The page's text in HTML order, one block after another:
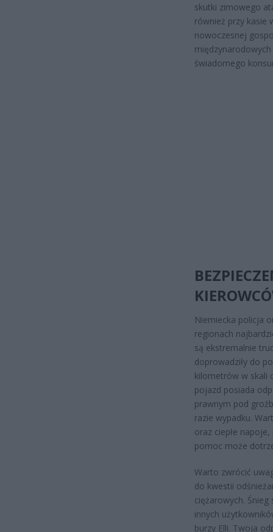
skutki zimowego
również przy kasie
nowoczesnej
świadomego
Niemiecka policja
regionach
są ekstremalnie
doprowadziły do
kilometrów w skali
pojazd posiada
prawnym pod
razie wypadku.
oraz ciepłe
pomoc może
Warto zwrócić
do kwestii
ciężarowych.
innych
burzy Elli. Twoja